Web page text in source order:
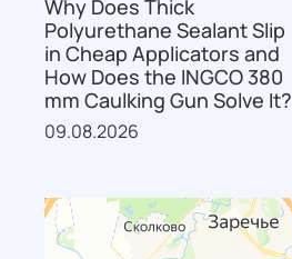
Why Does Thick
Polyurethane Sealant Slip
in Cheap Applicators and
How Does the INGCO 380
mm Caulking Gun Solve It?
09.08.2026